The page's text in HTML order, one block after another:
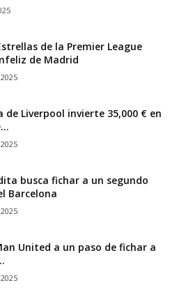
de la Premier League
de Madrid
de Liverpool invierte 35,000 € en
busca fichar a un segundo
Barcelona
United a un paso de fichar a